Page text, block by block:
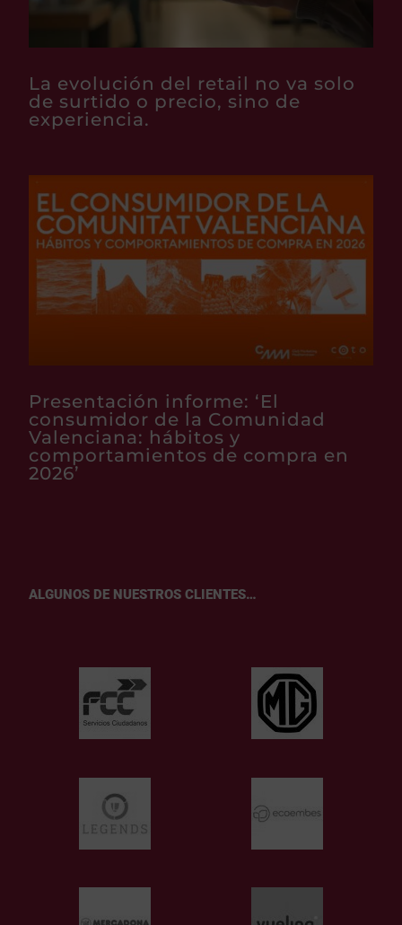
La evolución del retail no va solo
de surtido o precio, sino de
experiencia.
Presentación informe: ‘El
consumidor de la Comunidad
Valenciana: hábitos y
comportamientos de compra en
2026’
ALGUNOS DE NUESTROS CLIENTES…